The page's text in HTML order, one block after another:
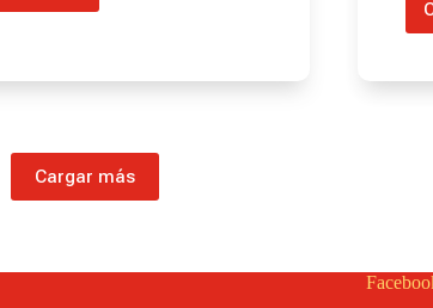
y
Contratistas
Cargar más